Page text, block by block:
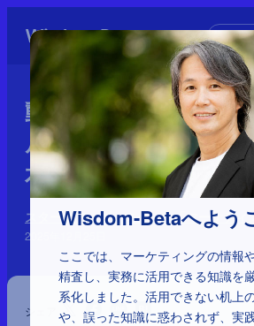
Wisdom-Betaへよう
ここでは、マーケティングの情報
精査し、実務に活用できる知識を
系化しました。活用できない机上
や、誤った知識に惑わされず、実
初め
動画：スタートアッ
ル「マーケティング
本」【本編Part 1】
スタートアップ・スクール「マーケティ
2025年12月25日
シェア